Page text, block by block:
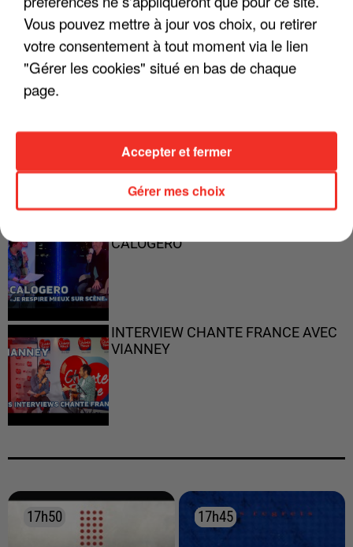
"ON A TOUS LE TRAC"
CALOGERO
INTERVIEW CHANTE FRANCE AVEC
VIANNEY
17h50
17h50 17h45
17h45
Vous pouvez mettre à jour vos choix, ou retirer
votre consentement à tout moment via le lien
"Gérer les cookies" situé en bas de chaque
page.
Gérer mes choix
Accepter et fermer